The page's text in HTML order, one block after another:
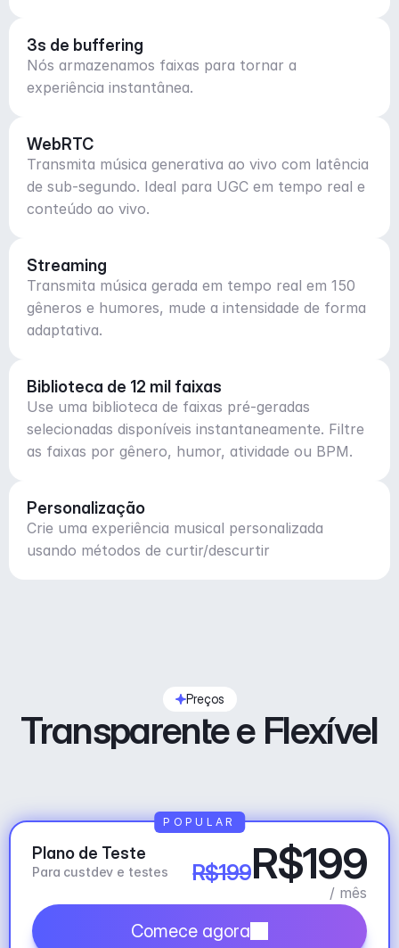
3s de buffering
Nós armazenamos faixas para tornar a
experiência instantânea.
WebRTC
Transmita música generativa ao vivo com latência
de sub-segundo. Ideal para UGC em tempo real e
conteúdo ao vivo.
Streaming
Transmita música gerada em tempo real em 150
gêneros e humores, mude a intensidade de forma
adaptativa.
Biblioteca de 12 mil faixas
Use uma biblioteca de faixas pré-geradas
selecionadas disponíveis instantaneamente. Filtre
as faixas por gênero, humor, atividade ou BPM.
Personalização
Crie uma experiência musical personalizada
usando métodos de curtir/descurtir
Preços
Transparente e Flexível
Plano de Teste
Para custdev e testes R$199R$199
/ mês
Comece agora
POPULAR